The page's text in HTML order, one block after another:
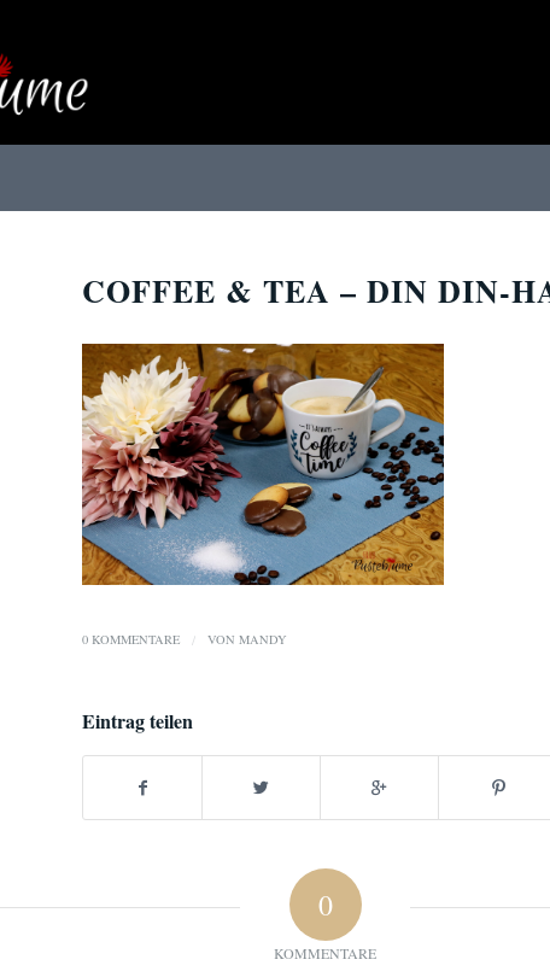
COFFEE & TEA – DIN DIN-
0 KOMMENTARE / VON MANDY
Eintrag teilen
0
KOMMENTARE